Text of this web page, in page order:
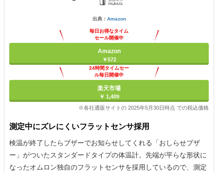
出典： Amazon
毎日お得なタイム
セール開催中
Amazon
￥572
24時間タイムセー
ル毎日開催中
楽天市場
￥ 1,409
※各社通販サイトの 2025年5月30日時点 での税込価格
測定中にズレにくいフラットセンサ採用
検温が終了したらブザーでお知らせしてくれる「おしらせブザ
ー」がついたスタンダードタイプの体温計。先端が平らな形状に
なったオムロン独自のフラットセンサを採用しているので、測定